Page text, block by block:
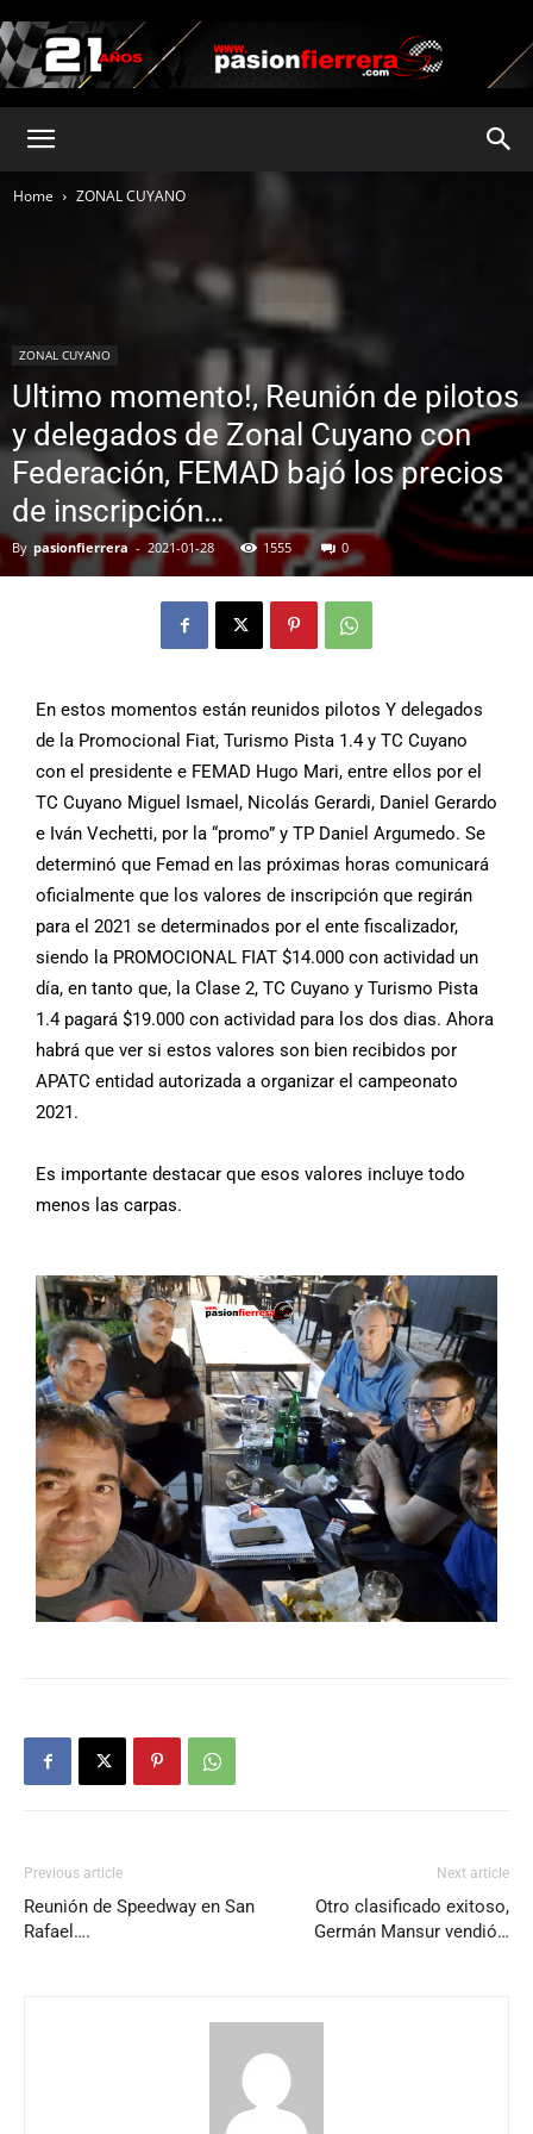
Home ZONAL CUYANO
ZONAL CUYANO
Ultimo momento!, Reunión de pilotos
y delegados de Zonal Cuyano con
Federación, FEMAD bajó los precios
de inscripción…
By pasionfierrera - 2021-01-28 1555 0
En estos momentos están reunidos pilotos Y delegados
de la Promocional Fiat, Turismo Pista 1.4 y TC Cuyano
con el presidente e FEMAD Hugo Mari, entre ellos por el
TC Cuyano Miguel Ismael, Nicolás Gerardi, Daniel Gerardo
e Iván Vechetti, por la “promo” y TP Daniel Argumedo. Se
determinó que Femad en las próximas horas comunicará
oficialmente que los valores de inscripción que regirán
para el 2021 se determinados por el ente fiscalizador,
siendo la PROMOCIONAL FIAT $14.000 con actividad un
día, en tanto que, la Clase 2, TC Cuyano y Turismo Pista
1.4 pagará $19.000 con actividad para los dos dias. Ahora
habrá que ver si estos valores son bien recibidos por
APATC entidad autorizada a organizar el campeonato
2021.
Es importante destacar que esos valores incluye todo
menos las carpas.
Previous article
Reunión de Speedway en San
Rafael….
Next article
Otro clasificado exitoso,
Germán Mansur vendió…